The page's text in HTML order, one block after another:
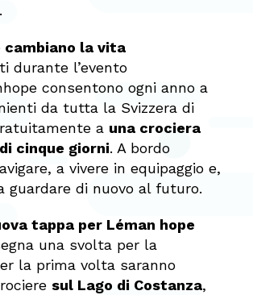
cambiano la vita
durante l’evento
consentono ogni anno a
da tutta la Svizzera di
a una crociera
cinque giorni. A bordo
a vivere in equipaggio e,
guardare di nuovo al futuro.
tappa per Léman hope
una svolta per la
la prima volta saranno
sul Lago di Costanza,